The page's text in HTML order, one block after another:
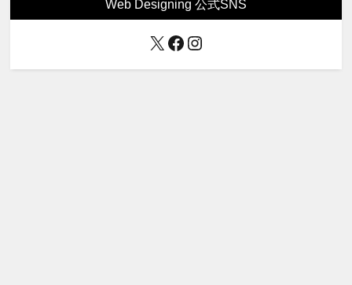
Web Designing 公式SNS
X Facebook
Instagram